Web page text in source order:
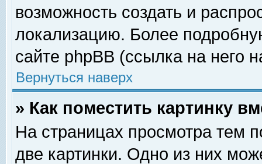
возможность создать и
локализацию. Более
сайте phpBB (ссылка на него
Вернуться наверх
» Как поместить картинку
На страницах просмотра тем
две картинки. Одно из них